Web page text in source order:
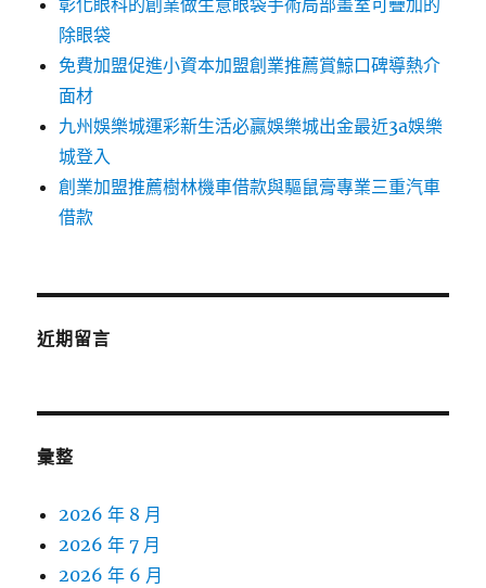
彰化眼科的創業做生意眼袋手術局部畫室可疊加的
除眼袋
免費加盟促進小資本加盟創業推薦賞鯨口碑導熱介
面材
九州娛樂城運彩新生活必贏娛樂城出金最近3a娛樂
城登入
創業加盟推薦樹林機車借款與驅鼠膏專業三重汽車
借款
近期留言
彙整
2026 年 8 月
2026 年 7 月
2026 年 6 月